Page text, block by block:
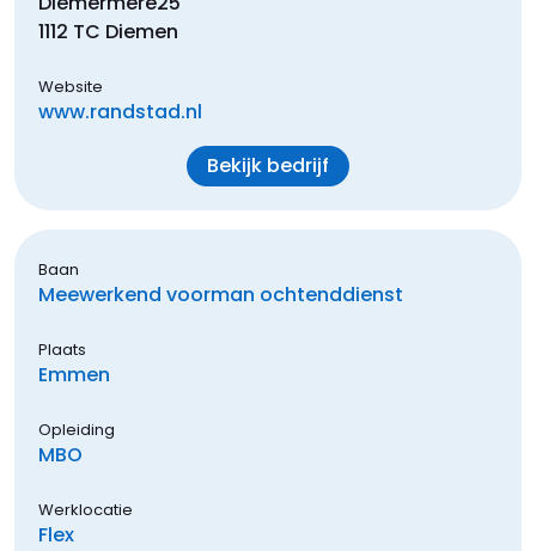
1112 TC Diemen
Website
www.randstad.nl
Bekijk bedrijf
Baan
Meewerkend voorman ochtenddienst
Plaats
Emmen
Opleiding
MBO
Werklocatie
Flex